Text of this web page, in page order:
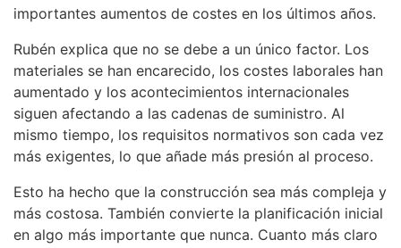
importantes aumentos de costes en los últimos años.
Rubén explica que no se debe a un único factor. Los
materiales se han encarecido, los costes laborales han
aumentado y los acontecimientos internacionales
siguen afectando a las cadenas de suministro. Al
mismo tiempo, los requisitos normativos son cada vez
más exigentes, lo que añade más presión al proceso.
Esto ha hecho que la construcción sea más compleja y
más costosa. También convierte la planificación inicial
en algo más importante que nunca. Cuanto más claro